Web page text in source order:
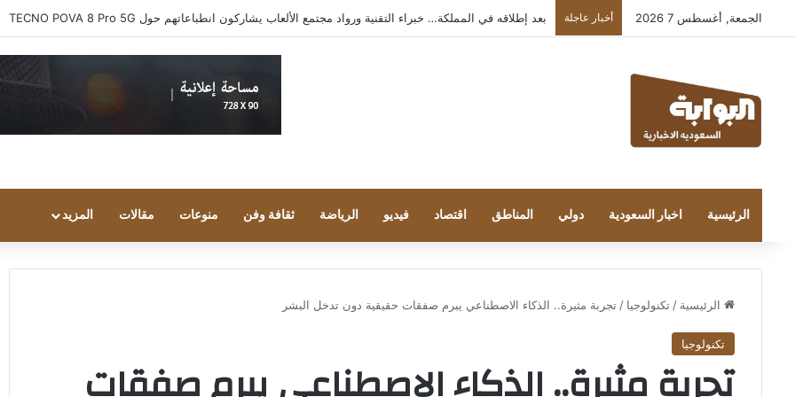
الجمعة, أغسطس 7 2026 أخبار عاجلة بعد إطلاقه في المملكة… خبراء التقنية ورواد مجتمع الألعاب يشاركون انطباعاتهم حول TECNO POVA 8 Pro 5G
الرئيسية اخبار السعودية دولي المناطق اقتصاد فيديو الرياضة ثقافة وفن منوعات مقالات المزيد
الرئيسية / تكنولوجيا / تجربة مثيرة.. الذكاء الاصطناعي يبرم صفقات حقيقية دون تدخل البشر
تكنولوجيا